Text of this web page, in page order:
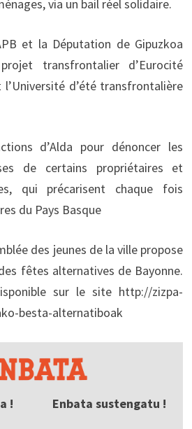
via un bail réel solidaire.
et la Députation de Gipuzkoa
transfrontalier d’Eurocité
d’été transfrontalière
d’Alda pour dénoncer les
de certains propriétaires et
qui précarisent chaque fois
du Pays Basque
des jeunes de la ville propose
fêtes alternatives de Bayonne.
sur le site http://zizpa-
besta-alternatiboak
! Enbata sustengatu !